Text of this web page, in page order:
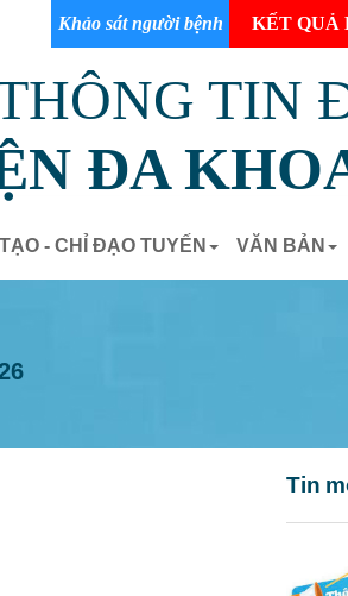
KẾT QUẢ
Khảo sát người bệnh
TIN
ĐA
- CHỈ ĐẠO TUYẾN VĂN BẢN
Tin